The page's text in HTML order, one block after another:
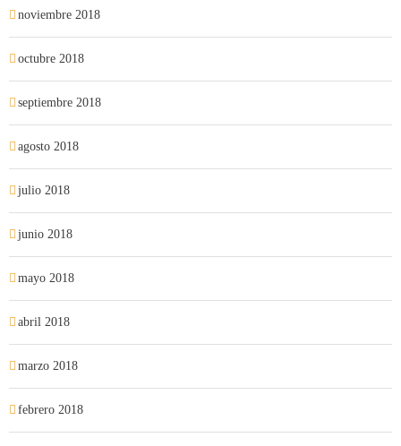
noviembre 2018
octubre 2018
septiembre 2018
agosto 2018
julio 2018
junio 2018
mayo 2018
abril 2018
marzo 2018
febrero 2018